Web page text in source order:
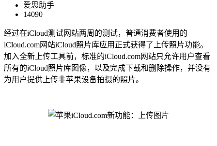
爱思助手
14090
经过在iCloud测试网站两周的测试，普通消费者使用的
iCloud.com网站iCloud照片库应用正式获得了上传照片功能。
加入全新上传工具前，标准的iCloud.com网站只允许用户查看
所有的iCloud照片库图像，以及完成下载和删除操作，并没有
为用户提供上传非苹果设备拍摄的照片。